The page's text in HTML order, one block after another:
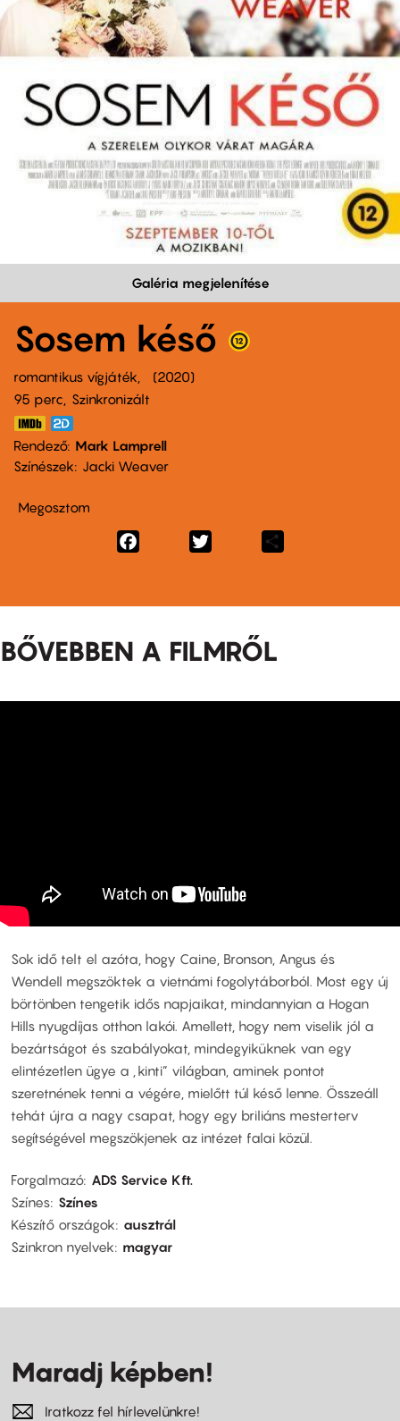
Galéria megjelenítése
Sosem késő
romantikus vígjáték
2020
95 perc,
Szinkronizált
Rendező Mark Lamprell
Színészek
Jacki Weaver
Megosztom
Facebook
BŐVEBBEN A FILMRŐL
Sok idő telt el azóta, hogy Caine, Bronson, Angus és
Wendell megszöktek a vietnámi fogolytáborból. Most egy új
börtönben tengetik idős napjaikat, mindannyian a Hogan
Hills nyugdíjas otthon lakói. Amellett, hogy nem viselik jól a
bezártságot és szabályokat, mindegyiküknek van egy
elintézetlen ügye a „kinti” világban, aminek pontot
szeretnének tenni a végére, mielőtt túl késő lenne. Összeáll
tehát újra a nagy csapat, hogy egy briliáns mesterterv
segítségével megszökjenek az intézet falai közül.
Forgalmazó ADS Service Kft.
Színes Színes
Készítő országok
ausztrál
Szinkron nyelvek
magyar
Maradj képben!
Iratkozz fel hírlevelünkre!